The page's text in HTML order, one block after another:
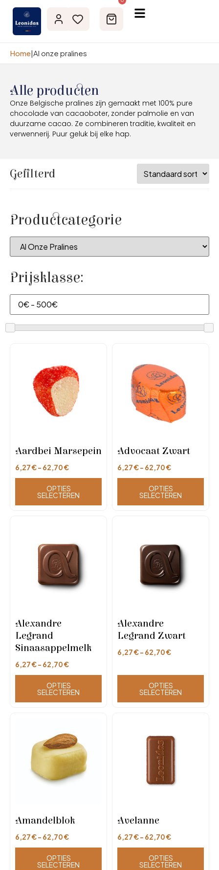
Home|Al onze pralines
Alle producten
Onze Belgische pralines zijn gemaakt met 100% pure
chocolade van cacaoboter, zonder palmolie en van
duurzame cacao. Ze combineren traditie, kwaliteit en
verwennerij. Puur geluk bij elke hap.
Gefilterd
Productcategorie
Prijsklasse:
Aardbei Marsepein
6,27€- 62,70€
OPTIES
SELECTEREN
Advocaat Zwart
6,27€- 62,70€
OPTIES
SELECTEREN
Alexandre
Legrand
Sinaasappelmelk
6,27€- 62,70€
OPTIES
SELECTEREN
Alexandre
Legrand Zwart
6,27€- 62,70€
OPTIES
SELECTEREN
Amandelblok
6,27€- 62,70€
OPTIES
SELECTEREN
Avelanne
6,27€- 62,70€
OPTIES
SELECTEREN